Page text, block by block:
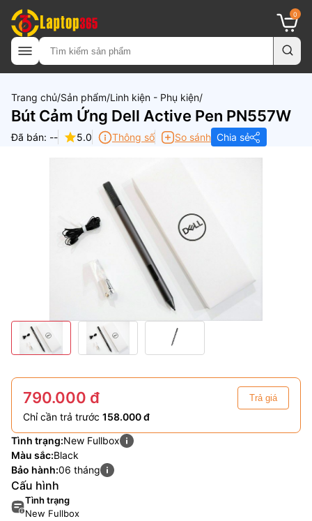
0
Trang chủ Sản phẩm Linh kiện - Phụ kiện
Bút Cảm Ứng Dell Active Pen PN557W
Đã bán: -- 5.0 Thông số So sánh Chia sẻ
790.000 đ Trả giá
Chỉ cần trả trước 158.000 đ
Tình trạng:New Fullbox
Màu sắc:Black
Bảo hành:06 tháng
Cấu hình
Tình trạng
New Fullbox